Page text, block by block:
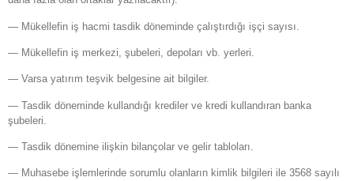
— Mükellefin iş hacmi tasdik döneminde çalıştırdığı işçi sayısı.
— Mükellefin iş merkezi, şubeleri, depoları vb. yerleri.
— Varsa yatırım teşvik belgesine ait bilgiler.
— Tasdik döneminde kullandığı krediler ve kredi kullandıran banka
şubeleri.
— Tasdik dönemine ilişkin bilançolar ve gelir tabloları.
— Muhasebe işlemlerinde sorumlu olanların kimlik bilgileri ile 3568 sayılı